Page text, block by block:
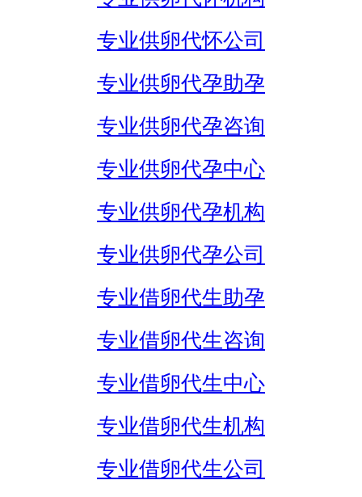
专业供卵代怀公司
专业供卵代孕助孕
专业供卵代孕咨询
专业供卵代孕中心
专业供卵代孕机构
专业供卵代孕公司
专业借卵代生助孕
专业借卵代生咨询
专业借卵代生中心
专业借卵代生机构
专业借卵代生公司